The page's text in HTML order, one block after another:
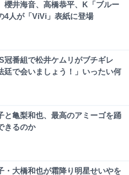
櫻井海音、高橋恭平、K「ブルー
4人が「ViVi」表紙に登場
冠番組で松井ケムリがブチギレ
廷で会いましょう！」いったい何
と亀梨和也、最高のアミーゴを踊
きるのか
・大橋和也が霜降り明星せいやを